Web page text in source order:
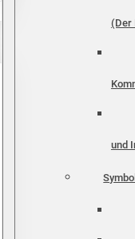
(Der
und